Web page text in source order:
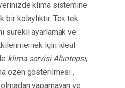
klima sistemine
bir kolaylıktır. Tek tek
sürekli ayarlamak ve
için ideal
klima servisi Altıntepsi,
özen gösterilmesi ,
yapamayan ve